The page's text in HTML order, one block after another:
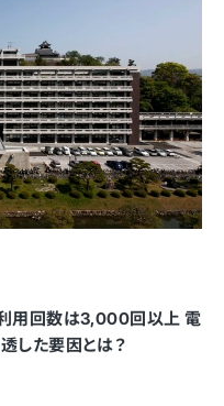
用回数は3,000回以上 電
した要因とは？